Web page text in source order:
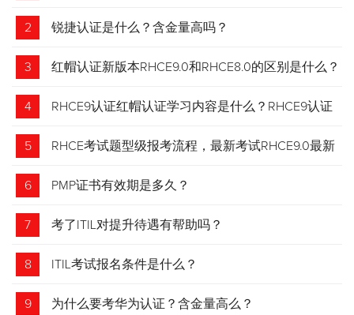
2 锐捷认证是什么？含金量高吗？
3 红帽认证新版本RHCE9.0和RHCE8.0的区别是什么？
4 RHCE9认证红帽认证学习内容是什么？RHCE9认证
介绍
5 RHCE考试题型级报考流程，最新考试RHCE9.0最新
考试 变化请悉知
6 PMP证书有效期是多久？
7 考了ITIL对提升待遇有帮助吗？
8 ITIL考试报名条件是什么？
9 为什么要考华为认证？含金量高么？